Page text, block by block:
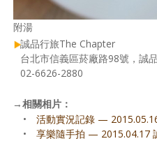
附湯
誠品行旅The Chapter
台北市信義區菸廠路98號，誠
02-6626-2880
→相關相片：
•
活動實況記錄 —
•
享樂隨手拍 — 2015.04.17